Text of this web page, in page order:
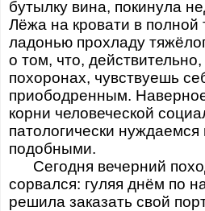
бутылку вина, покинула
Лёжа на кровати в
ладонью прохладу
о том, что,
похоронах, чувствуешь
приободренным.
корни человеческой
патологически
подобными.
Сегодня вечерний
сорвался: гуляя днём по
решила заказать свой